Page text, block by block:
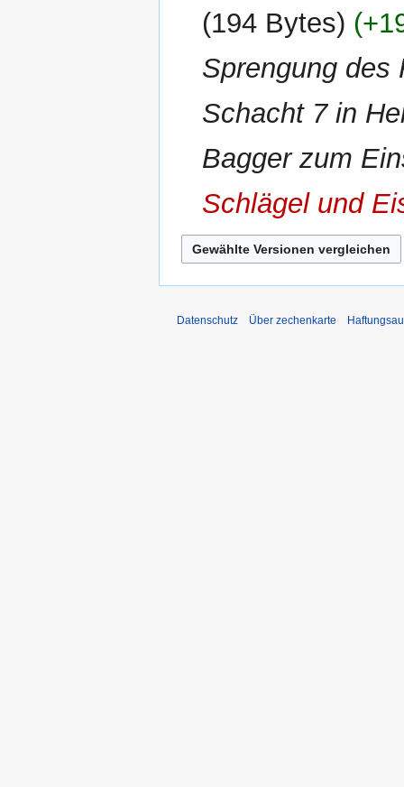
2013 194 Bytes
Sprengung des
Schacht 7 in
Bagger zum
Schlägel und
Datenschutz Über zechenkarte